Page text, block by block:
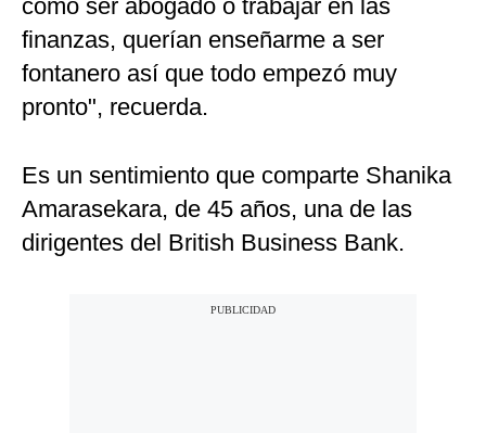
cómo ser abogado o trabajar en las
finanzas, querían enseñarme a ser
fontanero así que todo empezó muy
pronto", recuerda.
Es un sentimiento que comparte Shanika
Amarasekara, de 45 años, una de las
dirigentes del British Business Bank.